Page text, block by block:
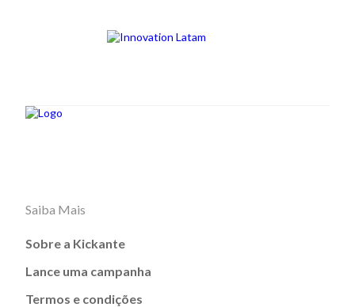
Saiba Mais
Sobre a Kickante
Lance uma campanha
Termos e condições